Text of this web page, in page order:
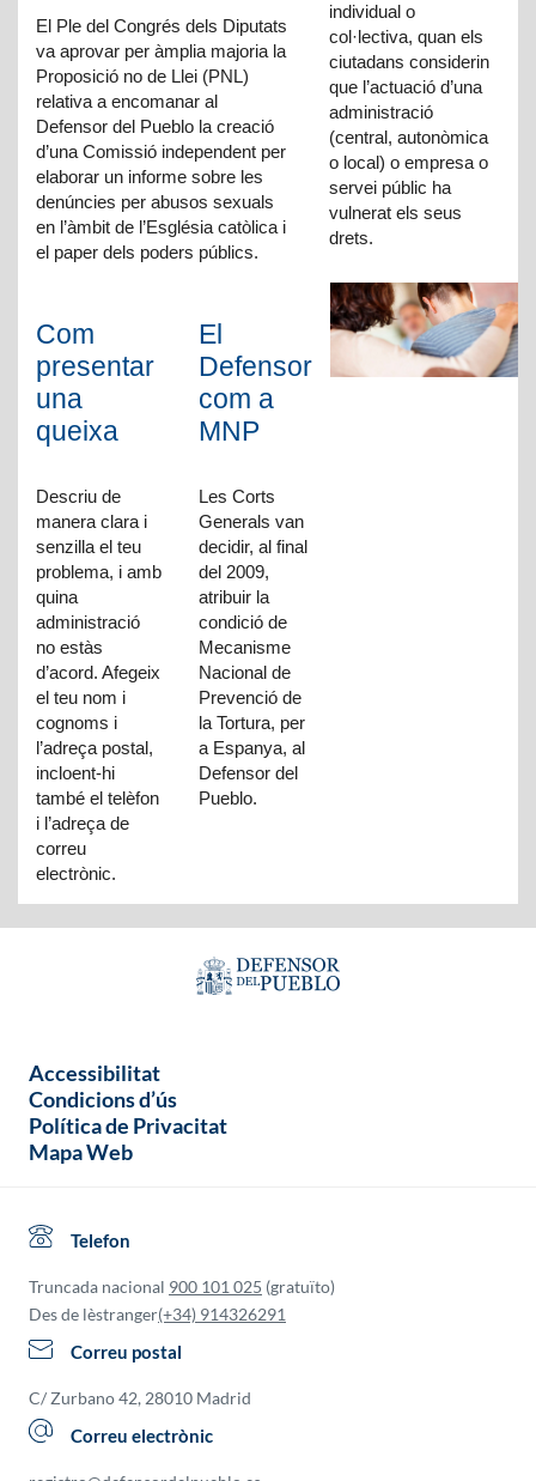
El Ple del Congrés dels Diputats
va aprovar per àmplia majoria la
Proposició no de Llei (PNL)
relativa a encomanar al
Defensor del Pueblo la creació
d’una Comissió independent per
elaborar un informe sobre les
denúncies per abusos sexuals
en l’àmbit de l’Església catòlica i
el paper dels poders públics.
individual o
col·lectiva, quan els
ciutadans considerin
que l’actuació d’una
administració
(central, autonòmica
o local) o empresa o
servei públic ha
vulnerat els seus
drets.
Com
presentar
una
queixa
Descriu de
manera clara i
senzilla el teu
problema, i amb
quina
administració
no estàs
d’acord. Afegeix
el teu nom i
cognoms i
l’adreça postal,
incloent-hi
també el telèfon
i l’adreça de
correu
electrònic.
El
Defensor
com a
MNP
Les Corts
Generals van
decidir, al final
del 2009,
atribuir la
condició de
Mecanisme
Nacional de
Prevenció de
la Tortura, per
a Espanya, al
Defensor del
Pueblo.
Accessibilitat
Condicions d’ús
Política de Privacitat
Mapa Web
Telefon
Truncada nacional 900 101 025 (gratuïto)
Des de lèstranger(+34) 914326291
Correu postal
C/ Zurbano 42, 28010 Madrid
Correu electrònic